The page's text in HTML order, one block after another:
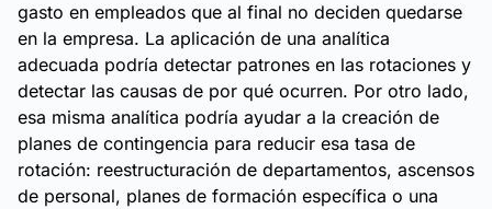
gasto en empleados que al final no deciden quedarse
en la empresa. La aplicación de una analítica
adecuada podría detectar patrones en las rotaciones y
detectar las causas de por qué ocurren. Por otro lado,
esa misma analítica podría ayudar a la creación de
planes de contingencia para reducir esa tasa de
rotación: reestructuración de departamentos, ascensos
de personal, planes de formación específica o una